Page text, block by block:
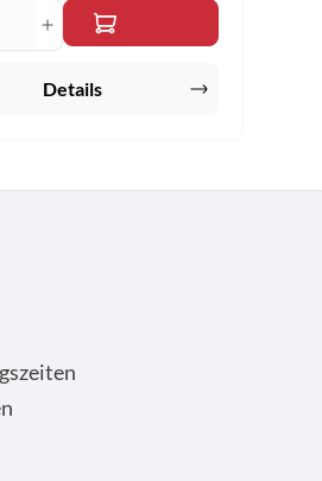
erhöhen oder zu
Anzahl: Gib den
Details